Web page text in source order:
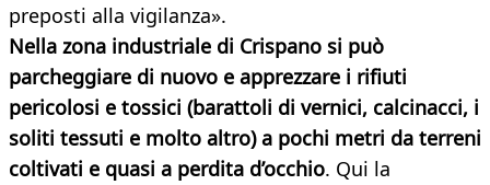
preposti alla vigilanza».
Nella zona industriale di Crispano si può
parcheggiare di nuovo e apprezzare i rifiuti
pericolosi e tossici (barattoli di vernici, calcinacci, i
soliti tessuti e molto altro) a pochi metri da terreni
coltivati e quasi a perdita d’occhio. Qui la